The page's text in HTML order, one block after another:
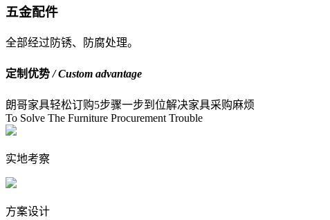
五金配件
全部经过防锈、防腐处理。
定制优势/ Custom advantage
朗哥家具轻松订购5步骤一步到位解决家具采购麻烦
To Solve The Furniture Procurement Trouble
实地考察
方案设计